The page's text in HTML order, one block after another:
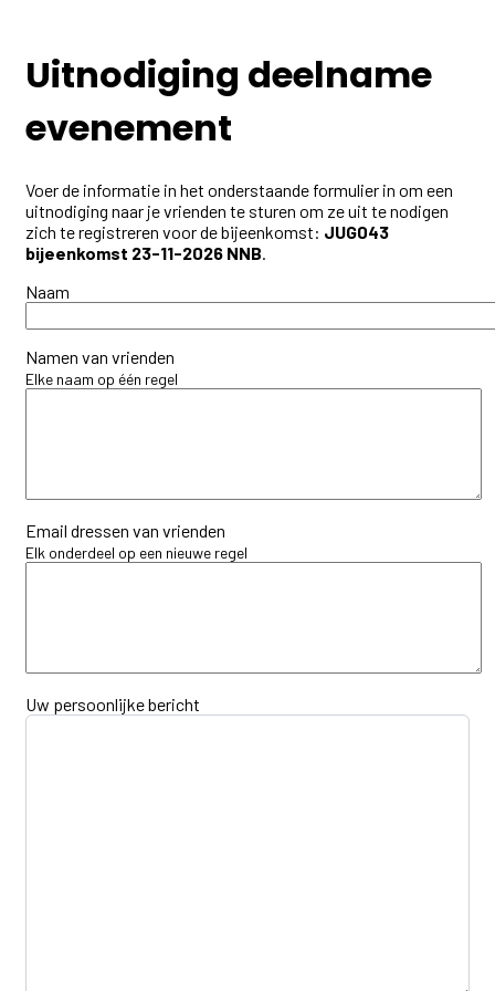
Uitnodiging deelname
evenement
Voer de informatie in het onderstaande formulier in om een
uitnodiging naar je vrienden te sturen om ze uit te nodigen
zich te registreren voor de bijeenkomst: JUG043
bijeenkomst 23-11-2026 NNB.
Naam
Namen van vrienden
Elke naam op één regel
Email dressen van vrienden
Elk onderdeel op een nieuwe regel
Uw persoonlijke bericht